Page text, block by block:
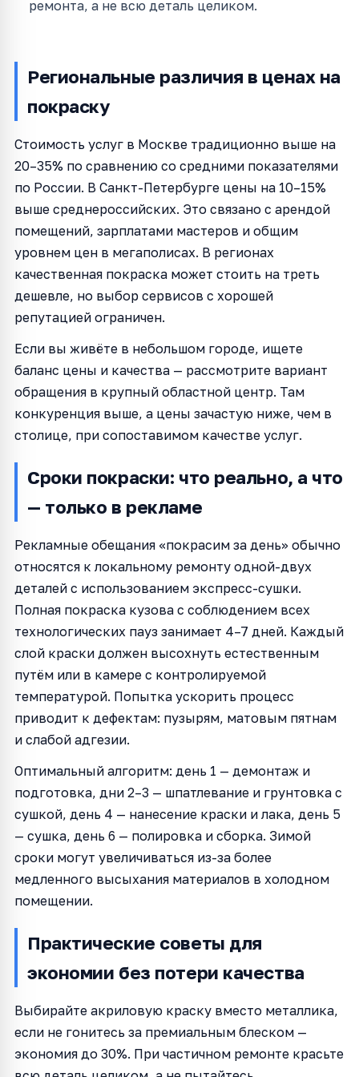
ремонта, а не всю деталь целиком.
Региональные различия в ценах на
покраску
Стоимость услуг в Москве традиционно выше на
20–35% по сравнению со средними показателями
по России. В Санкт-Петербурге цены на 10–15%
выше среднероссийских. Это связано с арендой
помещений, зарплатами мастеров и общим
уровнем цен в мегаполисах. В регионах
качественная покраска может стоить на треть
дешевле, но выбор сервисов с хорошей
репутацией ограничен.
Если вы живёте в небольшом городе, ищете
баланс цены и качества — рассмотрите вариант
обращения в крупный областной центр. Там
конкуренция выше, а цены зачастую ниже, чем в
столице, при сопоставимом качестве услуг.
Сроки покраски: что реально, а что
— только в рекламе
Рекламные обещания «покрасим за день» обычно
относятся к локальному ремонту одной-двух
деталей с использованием экспресс-сушки.
Полная покраска кузова с соблюдением всех
технологических пауз занимает 4–7 дней. Каждый
слой краски должен высохнуть естественным
путём или в камере с контролируемой
температурой. Попытка ускорить процесс
приводит к дефектам: пузырям, матовым пятнам
и слабой адгезии.
Оптимальный алгоритм: день 1 — демонтаж и
подготовка, дни 2–3 — шпатлевание и грунтовка с
сушкой, день 4 — нанесение краски и лака, день 5
— сушка, день 6 — полировка и сборка. Зимой
сроки могут увеличиваться из-за более
медленного высыхания материалов в холодном
помещении.
Практические советы для
экономии без потери качества
Выбирайте акриловую краску вместо металлика,
если не гонитесь за премиальным блеском —
экономия до 30%. При частичном ремонте красьте